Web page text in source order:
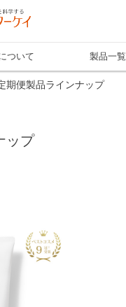
ついて 製品一覧
期便製品ラインナップ
ップ